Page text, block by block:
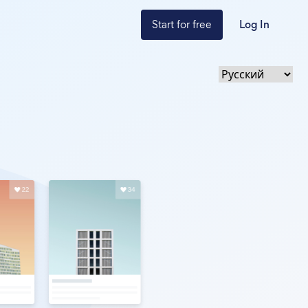
Start for free Log In